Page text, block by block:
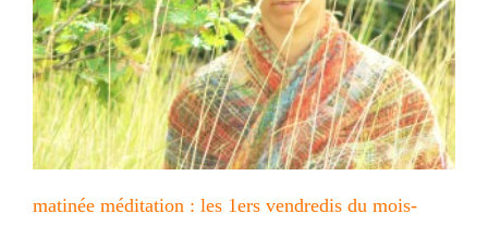
matinée méditation : les 1ers vendredis du mois-